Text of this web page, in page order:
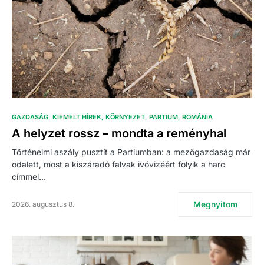
GAZDASÁG KIEMELT HÍREK KÖRNYEZET PARTIUM ROMÁNIA
A helyzet rossz – mondta a reményhal
Történelmi aszály pusztít a Partiumban: a mezőgazdaság már
odalett, most a kiszáradó falvak ivóvizéért folyik a harc
címmel…
2026. augusztus 8. Megnyitom